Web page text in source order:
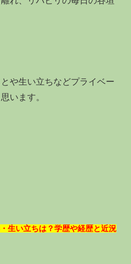
や生い立ちなどプライベー
います。
生い立ちは？学歴や経歴と近況